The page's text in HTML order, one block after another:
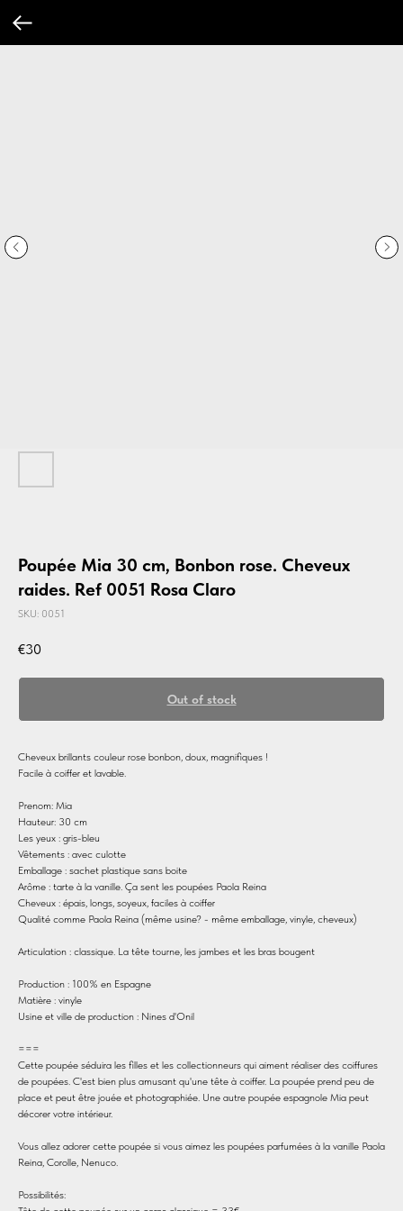
Poupée Mia 30 cm, Bonbon rose. Cheveux
raides. Ref 0051 Rosa Claro
SKU: 0051
€30
Out of stock
Cheveux brillants couleur rose bonbon, doux, magnifiques !
Facile à coiffer et lavable.
Prenom: Mia
Hauteur: 30 cm
Les yeux : gris-bleu
Vêtements : avec culotte
Emballage : sachet plastique sans boite
Arôme : tarte à la vanille. Ça sent les poupées Paola Reina
Cheveux : épais, longs, soyeux, faciles à coiffer
Qualité comme Paola Reina (même usine? - même emballage, vinyle, cheveux)
Articulation : classique. La tête tourne, les jambes et les bras bougent
Production : 100% en Espagne
Matière : vinyle
Usine et ville de production : Nines d'Onil
===
Cette poupée séduira les filles et les collectionneurs qui aiment réaliser des coiffures
de poupées. C'est bien plus amusant qu'une tête à coiffer. La poupée prend peu de
place et peut être jouée et photographiée. Une autre poupée espagnole Mia peut
décorer votre intérieur.
Vous allez adorer cette poupée si vous aimez les poupées parfumées à la vanille Paola
Reina, Corolle, Nenuco.
Possibilités: